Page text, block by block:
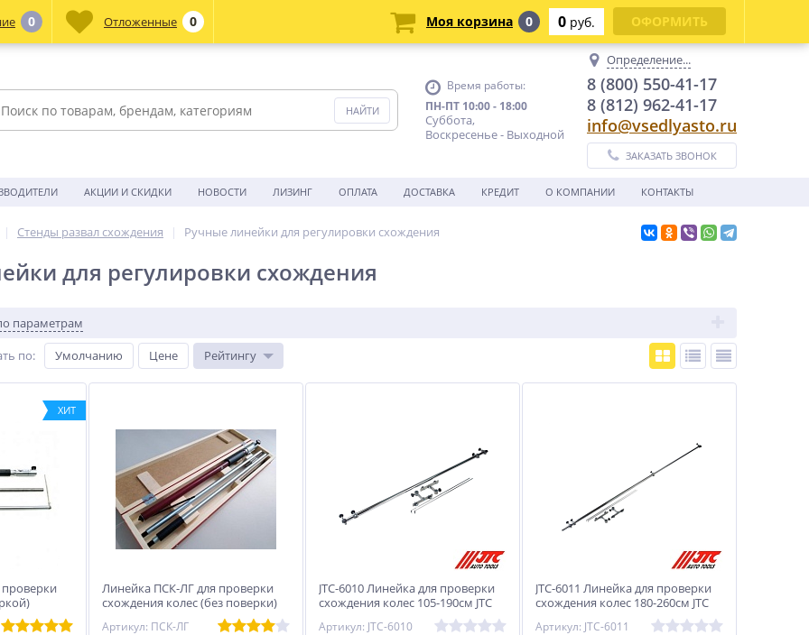
Время работы:
ПН-ПТ 10:00 - 18:00
Суббота,
Воскресенье - Выходной
Определение...
8 (800) 550-41-17
8 (812) 962-41-17
info@vsedlyasto.ru
ЗАКАЗАТЬ ЗВОНОК
АКЦИИ И СКИДКИ НОВОСТИ ЛИЗИНГ ОПЛАТА ДОСТАВКА КРЕДИТ О КОМПАНИИ КОНТАКТЫ
Стенды развал схождения Ручные линейки для регулировки схождения
для регулировки схождения
параметрам
по: Умолчанию Цене Рейтингу
ХИТ
Линейка ПСК-ЛГ для проверки
схождения колес (без поверки)
Артикул: ПСК-ЛГ
JTC-6010 Линейка для проверки
схождения колес 105-190см JTC
Артикул: JTC-6010
JTC-6011 Линейка для проверки
схождения колес 180-260см JTC
Артикул: JTC-6011
0 Отложенные 0 Моя корзина 0 0 руб. ОФОРМИТЬ